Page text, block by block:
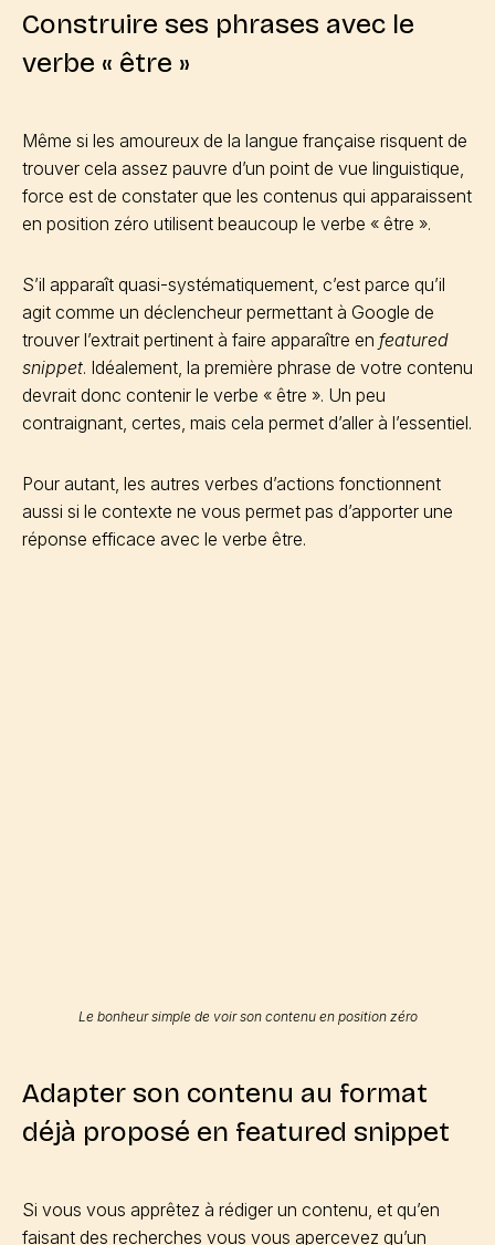
Construire ses phrases avec le
verbe « être »
Même si les amoureux de la langue française risquent de
trouver cela assez pauvre d’un point de vue linguistique,
force est de constater que les contenus qui apparaissent
en position zéro utilisent beaucoup le verbe « être ».
S’il apparaît quasi-systématiquement, c’est parce qu’il
agit comme un déclencheur permettant à Google de
trouver l’extrait pertinent à faire apparaître en featured
snippet. Idéalement, la première phrase de votre contenu
devrait donc contenir le verbe « être ». Un peu
contraignant, certes, mais cela permet d’aller à l’essentiel.
Pour autant, les autres verbes d’actions fonctionnent
aussi si le contexte ne vous permet pas d’apporter une
réponse efficace avec le verbe être.
Le bonheur simple de voir son contenu en position zéro
Adapter son contenu au format
déjà proposé en featured snippet
Si vous vous apprêtez à rédiger un contenu, et qu’en
faisant des recherches vous vous apercevez qu’un